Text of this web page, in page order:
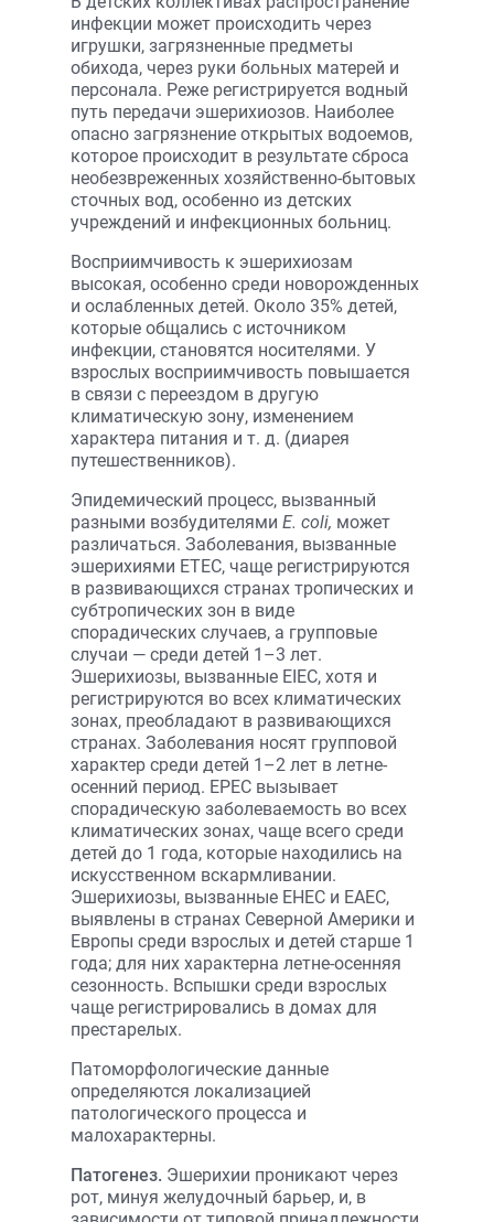
инфекции может происходить через
игрушки, загрязненные предметы
обихода, через руки больных матерей и
персонала. Реже регистрируется водный
путь передачи эшерихиозов. Наиболее
опасно загрязнение открытых водоемов,
которое происходит в результате сброса
необезвреженных хозяйственно-бытовых
сточных вод, особенно из детских
учреждений и инфекционных больниц.
Восприимчивость к эшерихиозам
высокая, особенно среди новорожденных
и ослабленных детей. Около 35% детей,
которые общались с источником
инфекции, становятся носителями. У
взрослых восприимчивость повышается
в связи с переездом в другую
климатическую зону, изменением
характера питания и т. д. (диарея
путешественников).
Эпидемический процесс, вызванный
разными возбудителями Е. соli, может
различаться. Заболевания, вызванные
эшерихиями ЕТЕС, чаще регист­рируются
в развивающихся странах тропических и
субтропических зон в виде
спорадических случаев, а групповые
случаи — среди детей 1–3 лет.
Эшерихиозы, вызванные ЕIЕС, хотя и
регистрируются во всех климатических
зонах, преобладают в развивающихся
странах. Заболевания носят групповой
характер среди детей 1–2 лет в летне-
осенний период. ЕРЕС вызывает
спорадическую заболеваемость во всех
климатических зонах, чаще всего среди
детей до 1 года, которые находились на
искусственном вскарм­ливании.
Эшерихиозы, вызванные ЕНЕС и ЕАЕС,
выявлены в странах Северной Америки и
Европы среди взрослых и детей старше 1
года; для них характерна летне-осенняя
сезонность. Вспышки среди взрослых
чаще регистрировались в домах для
престарелых.
Патоморфологические данные
определяются локализацией
патологического процесса и
малохарактерны.
Патогенез. Эшерихии проникают через
рот, минуя желудочный барьер, и, в